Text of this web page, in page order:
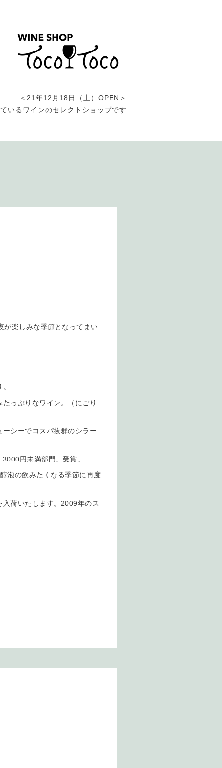
＜21年12月18日（土）OPEN＞
いるワインのセレクトショップです
が楽しみな季節となってまい
っぷりなワイン。（にごり
シーでコスパ抜群のシラー
円未満部門」受賞。
泡の飲みたくなる季節に再度
荷いたします。2009年のス